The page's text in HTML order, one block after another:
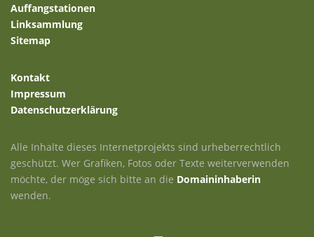
Auffangstationen
Linksammlung
Sitemap
Kontakt
Impressum
Datenschutzerklärung
Alle Inhalte dieses Internetprojekts sind urheberrechtlich
geschützt. Wer Grafiken, Fotos oder Texte weiterverwenden
möchte, der möge sich bitte an die Domaininhaberin
wenden.